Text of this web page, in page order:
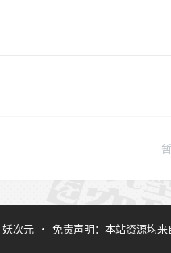
妖次元 ・ 免责声明：本站资源均